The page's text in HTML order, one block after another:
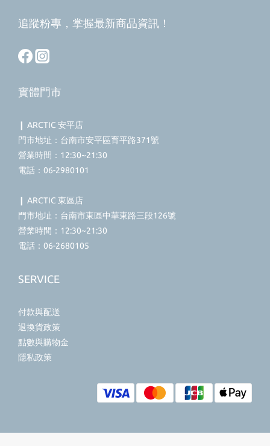
追蹤粉專，掌握最新商品資訊！
實體門市
❙ ARCTIC 安平店
門市地址：台南市安平區育平路371號
營業時間：12:30~21:30
電話：06-2980101
❙ ARCTIC 東區店
門市地址：台南市東區中華東路三段126號
營業時間：12:30~21:30
電話：06-2680105
SERVICE
付款與配送
退換貨政策
點數與購物金
隱私政策